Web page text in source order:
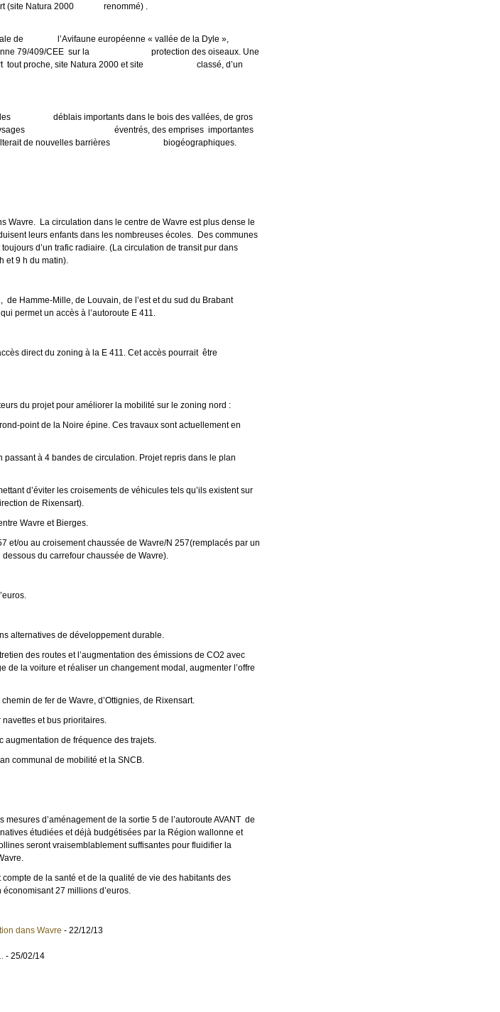
Laurensart (site Natura 2000 renommé) .
de l’Avifaune européenne « vallée de la Dyle »,
79/409/CEE sur la protection des oiseaux. Une
tout proche, site Natura 2000 et site classé, d’un
des déblais importants dans le bois des vallées, de gros
des paysages éventrés, des emprises importantes
de nouvelles barrières biogéographiques.
Wavre. La circulation dans le centre de Wavre est plus dense le
leurs enfants dans les nombreuses écoles. Des communes
d’un trafic radiaire. (La circulation de transit pur dans
et 9 h du matin).
Hamme-Mille, de Louvain, de l’est et du sud du Brabant
permet un accès à l’autoroute E 411.
direct du zoning à la E 411. Cet accès pourrait être
du projet pour améliorer la mobilité sur le zoning nord :
point de la Noire épine. Ces travaux sont actuellement en
passant à 4 bandes de circulation. Projet repris dans le plan
d’éviter les croisements de véhicules tels qu’ils existent sur
de Rixensart).
Wavre et Bierges.
et/ou au croisement chaussée de Wavre/N 257(remplacés par un
du carrefour chaussée de Wavre).
alternatives de développement durable.
des routes et l’augmentation des émissions de CO2 avec
de la voiture et réaliser un changement modal, augmenter l’offre
de fer de Wavre, d’Ottignies, de Rixensart.
et bus prioritaires.
augmentation de fréquence des trajets.
communal de mobilité et la SNCB.
d’aménagement de la sortie 5 de l’autoroute AVANT de
étudiées et déjà budgétisées par la Région wallonne et
seront vraisemblablement suffisantes pour fluidifier la
de la santé et de la qualité de vie des habitants des
27 millions d’euros.
dans Wavre - 22/12/13
- 25/02/14